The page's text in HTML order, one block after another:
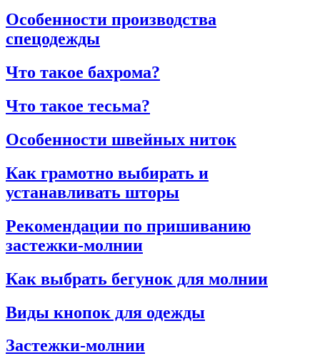
Особенности производства
спецодежды
Что такое бахрома?
Что такое тесьма?
Особенности швейных ниток
Как грамотно выбирать и
устанавливать шторы
Рекомендации по пришиванию
застежки-молнии
Как выбрать бегунок для молнии
Виды кнопок для одежды
Застежки-молнии